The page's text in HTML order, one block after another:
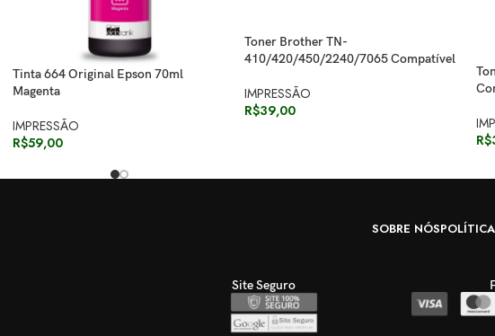
Tinta 664 Original Epson 70ml
Magenta
IMPRESSÃO
R$59,00
Toner Brother TN-
410/420/450/2240/7065 Compatível
IMPRESSÃO
R$39,00
R$
SOBRE NÓS
Site Seguro